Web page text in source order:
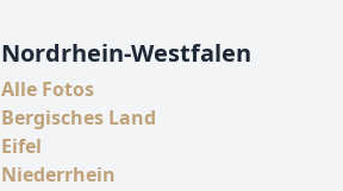
Nordrhein-Westfalen
Alle Fotos
Bergisches Land
Eifel
Niederrhein